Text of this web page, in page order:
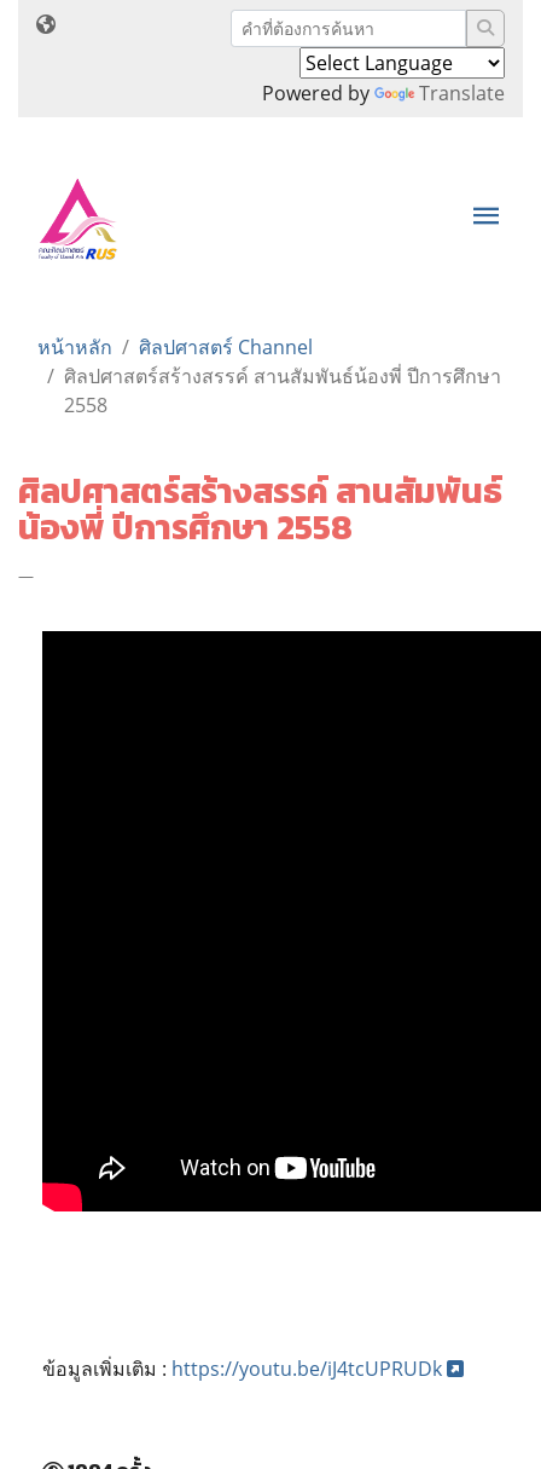
Powered by Translate
หน้าหลัก
ศิลปศาสตร์ Channel
ศิลปศาสตร์สร้างสรรค์ สานสัมพันธ์น้องพี่ ปีการศึกษา
2558
ศิลปศาสตร์สร้างสรรค์ สานสัมพันธ์
น้องพี่ ปีการศึกษา 2558
ข้อมูลเพิ่มเติม : https://youtu.be/iJ4tcUPRUDk